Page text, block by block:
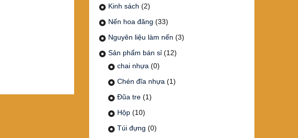
Kinh sách (2)
Nến hoa đăng (33)
Nguyên liệu làm nến (3)
Sản phẩm bán sỉ (12)
chai nhựa (0)
Chén đĩa nhựa (1)
Đũa tre (1)
Hộp (10)
Túi đựng (0)